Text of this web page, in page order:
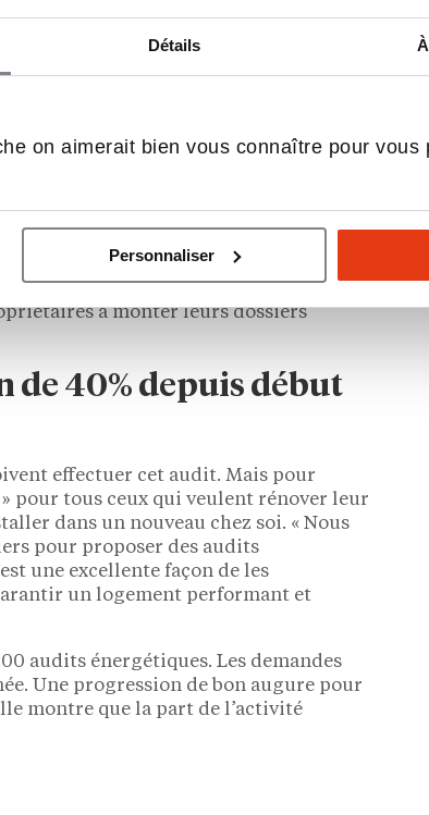
Détails
on aimerait bien vous connaître pour vous
Personnaliser
qui lui sont confiées :
des clients. S’ils le souhaitent, il
équipements qui leur conviennent.
Mais aussi coordonner les
des franchisés Camif Habitat.
à 590€ chez Camif, l’est aussi
les travaux les plus efficaces et
leur facture de chauffage et donc
aides publiques pour financer le
à monter leurs dossiers
de 40% depuis début
effectuer cet audit. Mais pour
pour tous ceux qui veulent rénover leur
dans un nouveau chez soi. « Nous
pour proposer des audits
une excellente façon de les
un logement performant et
audits énergétiques. Les demandes
Une progression de bon augure pour
montre que la part de l’activité